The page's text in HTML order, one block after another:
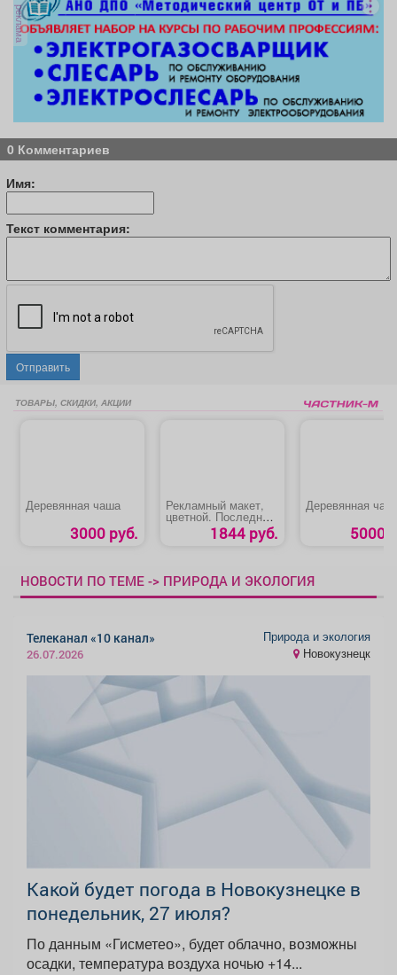
реклама
0 Комментариев
Имя:
Текст комментария:
Отправить
ТОВАРЫ, СКИДКИ, АКЦИИ
Деревянная чаша
3000 руб.
Рекламный макет,
цветной. Последняя
полоса. 1844 руб.
Деревянная
5000
НОВОСТИ ПО ТЕМЕ -> ПРИРОДА И ЭКОЛОГИЯ
Телеканал «10 канал»
26.07.2026
Природа и экология
Новокузнецк
Какой будет погода в Новокузнецке в
понедельник, 27 июля?
По данным «Гисметео», будет облачно, возможны
осадки, температура воздуха ночью +14...